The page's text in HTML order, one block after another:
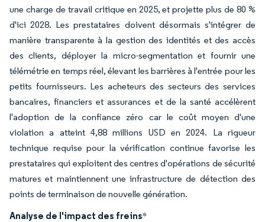
une charge de travail critique en 2025, et projette plus de 80 %
d'ici 2028. Les prestataires doivent désormais s'intégrer de
manière transparente à la gestion des identités et des accès
des clients, déployer la micro-segmentation et fournir une
télémétrie en temps réel, élevant les barrières à l'entrée pour les
petits fournisseurs. Les acheteurs des secteurs des services
bancaires, financiers et assurances et de la santé accélèrent
l'adoption de la confiance zéro car le coût moyen d'une
violation a atteint 4,88 millions USD en 2024. La rigueur
technique requise pour la vérification continue favorise les
prestataires qui exploitent des centres d'opérations de sécurité
matures et maintiennent une infrastructure de détection des
points de terminaison de nouvelle génération.
Analyse de l'impact des freins*